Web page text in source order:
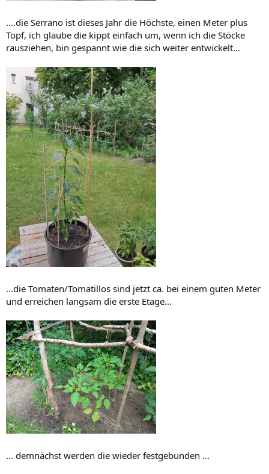
....die Serrano ist dieses Jahr die Höchste, einen Meter plus
Topf, ich glaube die kippt einfach um, wenn ich die Stöcke
rausziehen, bin gespannt wie die sich weiter entwickelt...
...die Tomaten/Tomatillos sind jetzt ca. bei einem guten Meter
und erreichen langsam die erste Etage...
... demnächst werden die wieder festgebunden ...